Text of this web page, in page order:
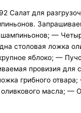
Салат для
—
столовая ложка
яблоко; —
провизия для
грибного
масла; —